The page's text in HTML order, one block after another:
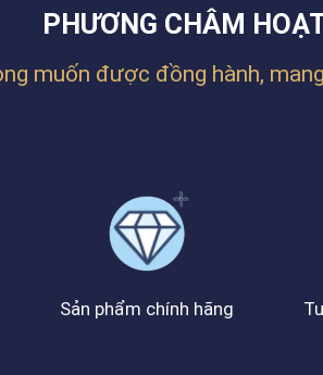
PHƯƠNG CHÂM
muốn được đồng hành,
Sản phẩm chính hãng